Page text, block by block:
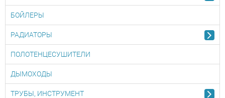
БОЙЛЕРЫ
РАДИАТОРЫ
ПОЛОТЕНЦЕСУШИТЕЛИ
ДЫМОХОДЫ
ТРУБЫ, ИНСТРУМЕНТ